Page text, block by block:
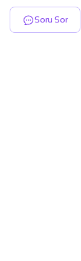
Soru Sor